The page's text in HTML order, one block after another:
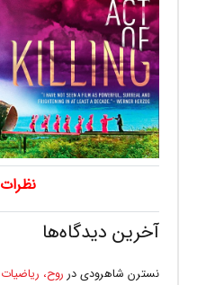
آخرین دیدگاه‌ها
نسترن شاهرودی در روح، ریاضیات